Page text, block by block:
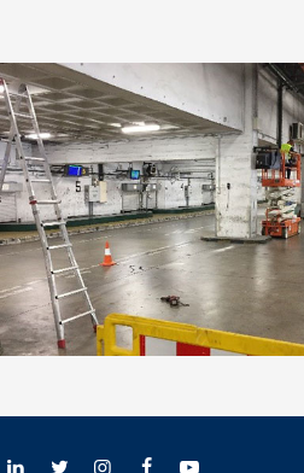
Terminal T2 Aeropuerto